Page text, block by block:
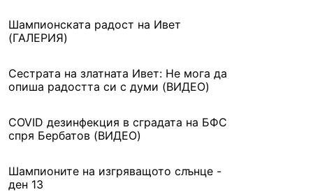
Шампионската радост на Ивет
(ГАЛЕРИЯ)
Сестрата на златната Ивет: Не мога да
опиша радостта си с думи (ВИДЕО)
COVID дезинфекция в сградата на БФС
спря Бербатов (ВИДЕО)
Шампионите на изгряващото слънце -
ден 13